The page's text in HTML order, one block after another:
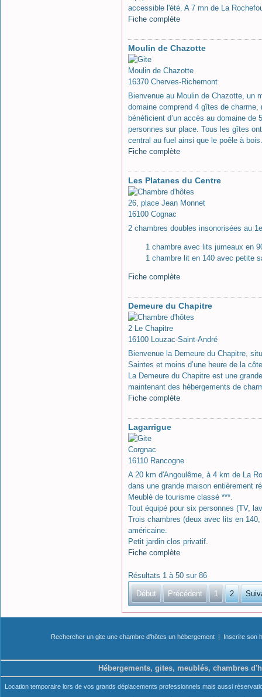
accessible l'été. A 7 mn de La
Fiche complète
Moulin de Chazotte
Moulin de Chazotte
16370 Cherves-Richemont
Bienvenue au Moulin de Chazotte, un
domaine comprend 4 gîtes de
bénéficient d’un accès au domaine
personnes sur place. Tous les gîtes
central au fuel ainsi que le poêle à bois.
Fiche complète
Les Platanes du Centre
26, place Jean Monnet
16100 Cognac
2 chambres doubles insonorisées au
1 chambre avec lits jumeaux en
1 chambre lit en 140 avec petite
Fiche complète
Demeure du Chapitre
2 Le Chapitre
16100 Louzac-Saint-André
Bienvenue la Demeure du Chapitre,
Saintes et moins d’une heure de la
La Demeure du Chapitre est une
maintenant des hébergements de
Fiche complète
Lagarrigue
Corgnac
16110 Rancogne
A 20 km d'Angoulême, à 4 km de La
dans une grande maison entièrement
Meublé de tourisme classé ***.
Tout équipé pour six personnes (TV,
Trois chambres (deux avec lits en
américaine.
Petit jardin clos privatif.
Fiche complète
Résultats 1 à 50 sur 86
Début Précédent 1 2
Rechercher un gite une chambre d'hôtes un hébergement | Inscrire son
Hébergements, gites, meublés, chambres
Location temporaire lors de vos grands déplacements professionnels mais aussi